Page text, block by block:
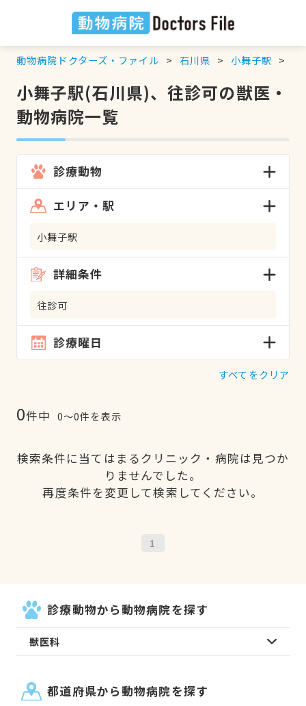
動物病院ドクターズ・ファイル 石川県 小舞子駅
小舞子駅(石川県)、往診可の獣医・
動物病院一覧
診療動物
エリア・駅
小舞子駅
詳細条件
往診可
診療曜日
すべてをクリア
0件中 0〜0件を表示
検索条件に当てはまるクリニック・病院は見つか
りませんでした。
再度条件を変更して検索してください。
1
診療動物から動物病院を探す
獣医科
都道府県から動物病院を探す